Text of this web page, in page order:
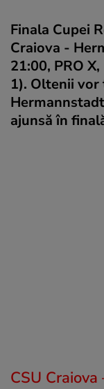
Finala Cupei
Craiova -
21:00, PRO
1). Oltenii vor
ajunsă în
CSU